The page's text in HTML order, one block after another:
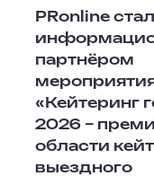
PRonline стал
партнёром
«Кейтеринг
2026 –
области
выездного